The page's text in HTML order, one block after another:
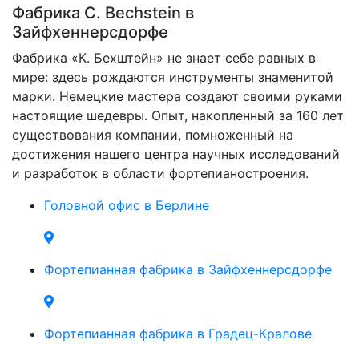
Фабрика C. Bechstein в
Зайфхеннерсдорфе
Фабрика «К. Бехштейн» не знает себе равных в
мире: здесь рождаются инструменты знаменитой
марки. Немецкие мастера создают своими руками
настоящие шедевры. Опыт, накопленный за 160 лет
существования компании, помноженный на
достижения нашего центра научных исследований
и разработок в области фортепианостроения.
Головной офис в Берлине
Фортепианная фабрика в Зайфхеннерсдорфе
Фортепианная фабрика в Градец-Кралове